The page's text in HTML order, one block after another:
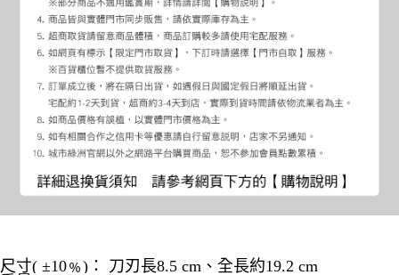
尺寸( ±10﹪)： 刀刃長8.5 cm、全長約19.2 cm